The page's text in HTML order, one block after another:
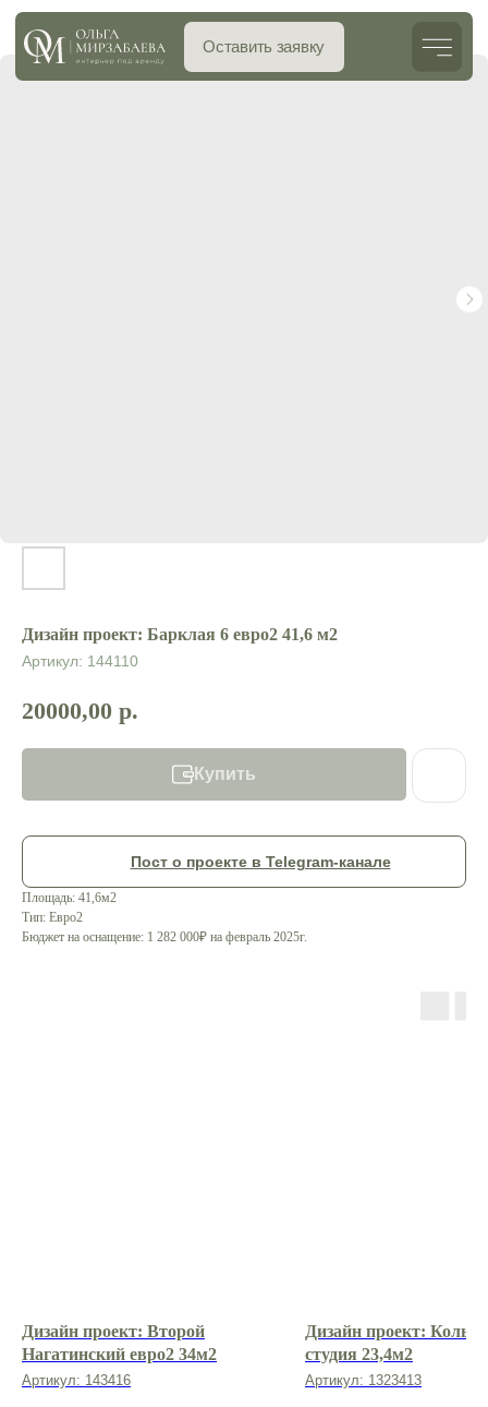
Дизайн проект: Барклая 6 евро2 41,6 м2
Артикул: 144110
20000,00 р.
Купить
Пост о проекте в Telegram-канале
Площадь: 41,6м2
Тип: Евро2
Бюджет на оснащение: 1 282 000₽ на февраль 2025г.
Дизайн проект: Второй
Нагатинский евро2 34м2
Артикул: 143416
Дизайн проект:
студия 23,4м2
Артикул: 1323413
еню
Оставить заявку